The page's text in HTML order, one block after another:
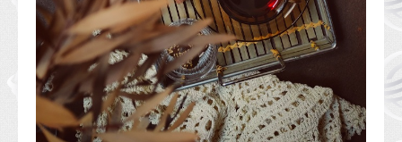
البحث المتقدم
أبواب الموقع
فوائد الخضار و الفاكهة
فوائد الخضار